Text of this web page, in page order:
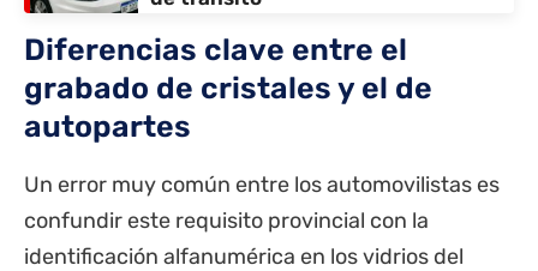
Diferencias clave entre el
grabado de cristales y el de
autopartes
Un error muy común entre los automovilistas es
confundir este requisito provincial con la
identificación alfanumérica en los vidrios del